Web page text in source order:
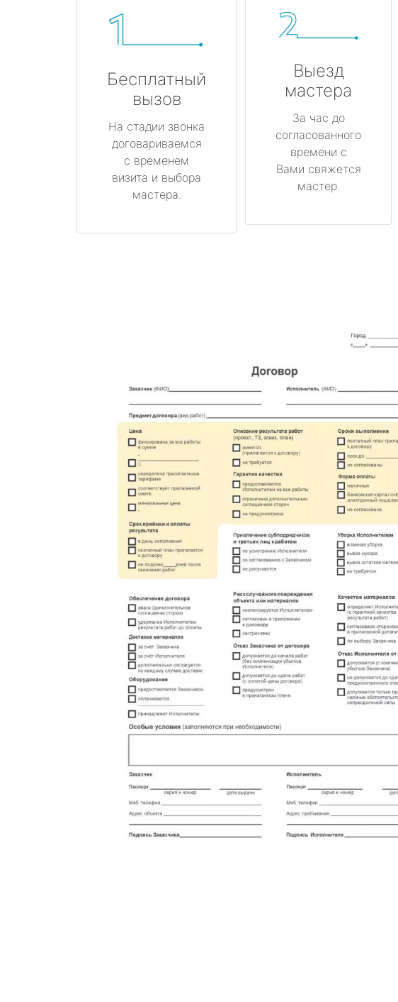
Бесплатный
вызов
На стадии звонка
договариваемся
с временем
визита и выбора
мастера.
Выезд
мастера
За час до
согласованного
времени с
Вами свяжется
мастер.